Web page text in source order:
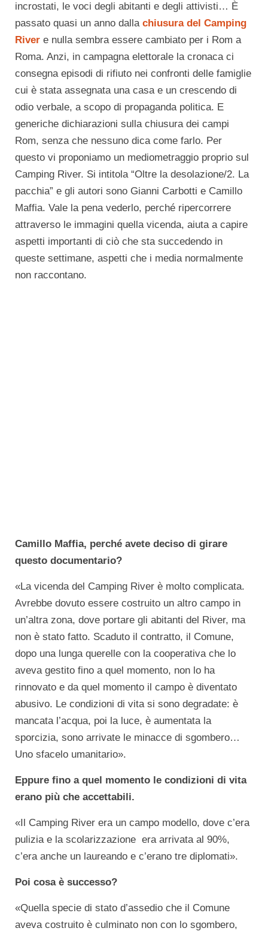
incrostati, le voci degli abitanti e degli attivisti… È
passato quasi un anno dalla chiusura del Camping
River e nulla sembra essere cambiato per i Rom a
Roma. Anzi, in campagna elettorale la cronaca ci
consegna episodi di rifiuto nei confronti delle famiglie
cui è stata assegnata una casa e un crescendo di
odio verbale, a scopo di propaganda politica. E
generiche dichiarazioni sulla chiusura dei campi
Rom, senza che nessuno dica come farlo. Per
questo vi proponiamo un mediometraggio proprio sul
Camping River. Si intitola “Oltre la desolazione/2. La
pacchia” e gli autori sono Gianni Carbotti e Camillo
Maffia. Vale la pena vederlo, perché ripercorrere
attraverso le immagini quella vicenda, aiuta a capire
aspetti importanti di ciò che sta succedendo in
queste settimane, aspetti che i media normalmente
non raccontano.
Camillo Maffia, perché avete deciso di girare
questo documentario?
«La vicenda del Camping River è molto complicata.
Avrebbe dovuto essere costruito un altro campo in
un’altra zona, dove portare gli abitanti del River, ma
non è stato fatto. Scaduto il contratto, il Comune,
dopo una lunga querelle con la cooperativa che lo
aveva gestito fino a quel momento, non lo ha
rinnovato e da quel momento il campo è diventato
abusivo. Le condizioni di vita si sono degradate: è
mancata l’acqua, poi la luce, è aumentata la
sporcizia, sono arrivate le minacce di sgombero…
Uno sfacelo umanitario».
Eppure fino a quel momento le condizioni di vita
erano più che accettabili.
«Il Camping River era un campo modello, dove c’era
pulizia e la scolarizzazione era arrivata al 90%,
c’era anche un laureando e c’erano tre diplomati».
Poi cosa è successo?
«Quella specie di stato d’assedio che il Comune
aveva costruito è culminato non con lo sgombero,